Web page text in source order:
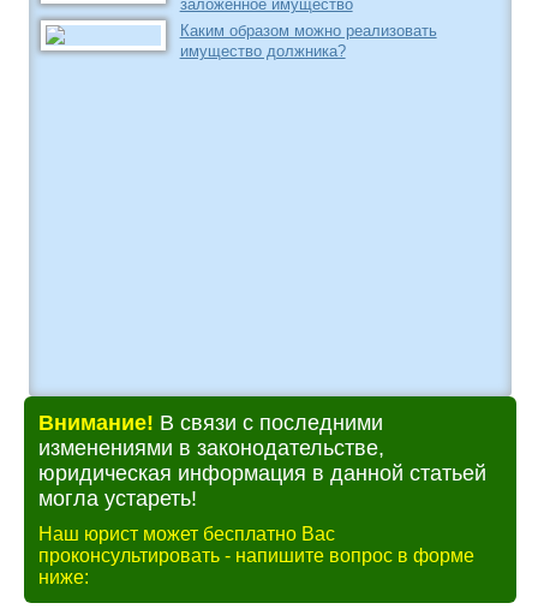
заложенное имущество
Каким образом можно реализовать
имущество должника?
Внимание! В связи с последними
изменениями в законодательстве,
юридическая информация в данной статьей
могла устареть!
Наш юрист может бесплатно Вас
проконсультировать - напишите вопрос в форме
ниже: